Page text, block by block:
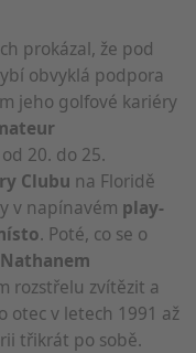
prokázal, že pod
obvyklá podpora
jeho golfové kariéry
20. do 25.
Clubu na Floridě
v napínavém play-
. Poté, co se o
Nathanem
rozstřelu zvítězit a
otec v letech 1991 až
třikrát po sobě.